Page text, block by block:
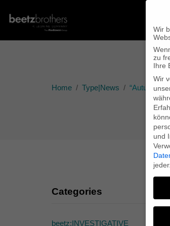
Home Type|News “Autumn
Categories
beetz:INVESTIGATIVE
Wir
zu
Ihre
Wir
und